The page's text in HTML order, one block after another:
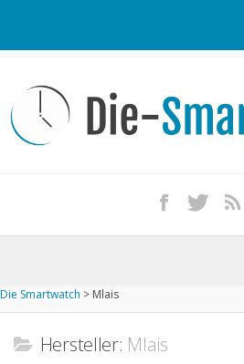
Kontakt / Tipp geben
Impressum
iPhone kaufen
Startseite
Aktuelle Smartwatches im Test
Die Smartwatch > Mlais
Hersteller: Mlais